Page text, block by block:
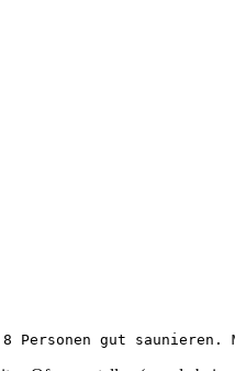
8 Personen gut